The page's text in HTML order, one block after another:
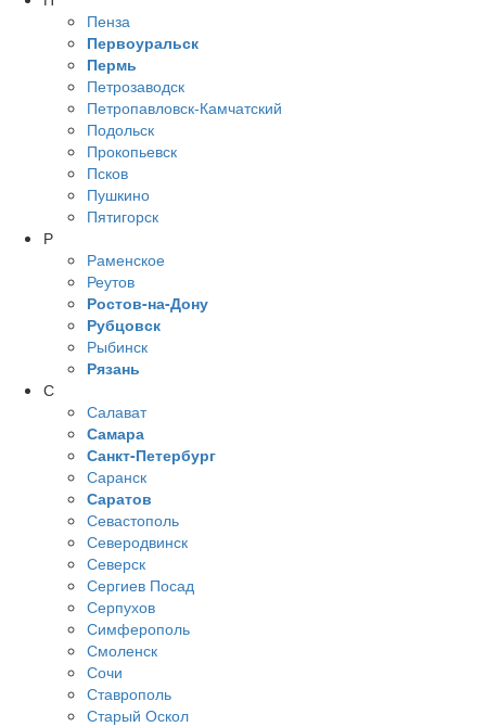
Пенза
Первоуральск
Пермь
Петрозаводск
Петропавловск-Камчатский
Подольск
Прокопьевск
Псков
Пушкино
Пятигорск
Р
Раменское
Реутов
Ростов-на-Дону
Рубцовск
Рыбинск
Рязань
С
Салават
Самара
Санкт-Петербург
Саранск
Саратов
Севастополь
Северодвинск
Северск
Сергиев Посад
Серпухов
Симферополь
Смоленск
Сочи
Ставрополь
Старый Оскол